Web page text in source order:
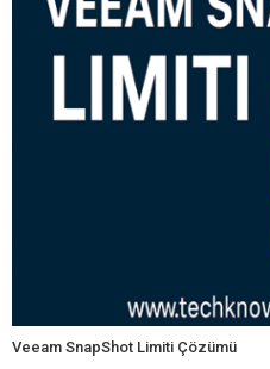
Veeam SnapShot Limiti Çözümü